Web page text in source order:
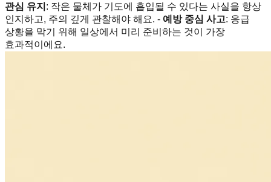
관심 유지 : 작은 물체가 기도에 흡입될 수 있다는 사실을 항상
인지하고, 주의 깊게 관찰해야 해요. - 예방 중심 사고: 응급
상황을 막기 위해 일상에서 미리 준비하는 것이 가장
효과적이에요.